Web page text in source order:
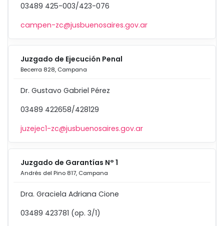
03489 425-003/423-076
campen-zc@jusbuenosaires.gov.ar
Juzgado de Ejecución Penal
Becerra 828, Campana
Dr. Gustavo Gabriel Pérez
03489 422658/428129
juzejec1-zc@jusbuenosaires.gov.ar
Juzgado de Garantías N° 1
Andrés del Pino 817, Campana
Dra. Graciela Adriana Cione
03489 423781 (op. 3/1)